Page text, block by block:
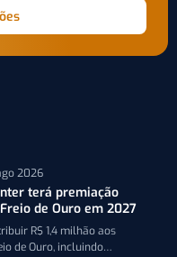
2026
terá premiação
de Ouro em 2027
R$ 1,4 milhão aos
de Ouro, incluindo